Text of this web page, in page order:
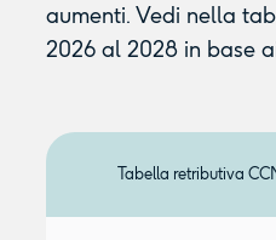
aumenti. Vedi nella
2026 al 2028 in base
Tabella retributiva